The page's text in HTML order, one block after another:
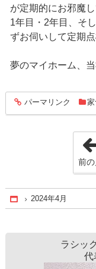
が定期的にお邪魔
1年目・2年目、そ
ずお伺いして定期点
夢のマイホーム、
entry192
パーマリンク
前の
Home
2024年4月
ラシッ
代